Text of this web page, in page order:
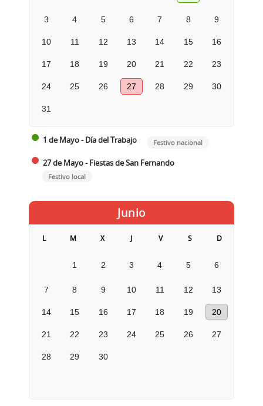
3 4 5 6 7 8 9
10 11 12 13 14 15 16
17 18 19 20 21 22 23
24 25 26 27 28 29 30
31
1 de Mayo - Día del Trabajo Festivo nacional
27 de Mayo - Fiestas de San Fernando
Festivo local
Junio
L M X J V S D
1 2 3 4 5 6
7 8 9 10 11 12 13
14 15 16 17 18 19 20
21 22 23 24 25 26 27
28 29 30